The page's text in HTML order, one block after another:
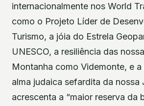
internacionalmente nos World
como o Projeto Líder de
Turismo, a jóia do Estrela
UNESCO, a resiliência das
Montanha como Videmonte, e a
alma judaica sefardita da nossa
acrescenta a “maior reserva da